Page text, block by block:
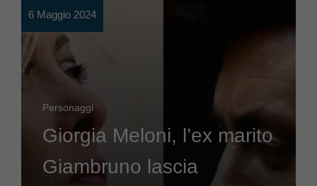
6 Maggio 2024
Personaggi
Giorgia Meloni, l’ex marito
Giambruno lascia